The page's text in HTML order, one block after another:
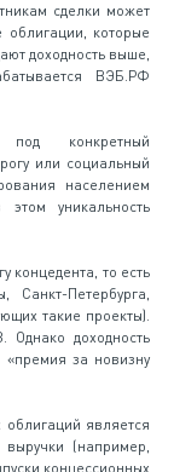
сделки может
которые
доходность выше,
ВЭБ.РФ
под конкретный
или социальный
населением
уникальность
концедента, то есть
Петербурга,
такие проекты).
Однако доходность
за новизну
является
выручки (например,
концессионных